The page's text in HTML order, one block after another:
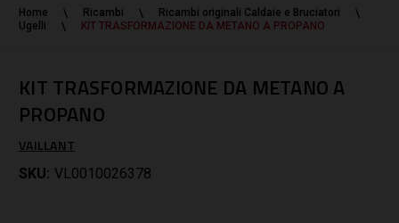
Home Ricambi
Ricambi originali Caldaie e Bruciatori
Ugelli
KIT TRASFORMAZIONE DA METANO A PROPANO
KIT TRASFORMAZIONE DA METANO A
PROPANO
VAILLANT
SKU: VL0010026378